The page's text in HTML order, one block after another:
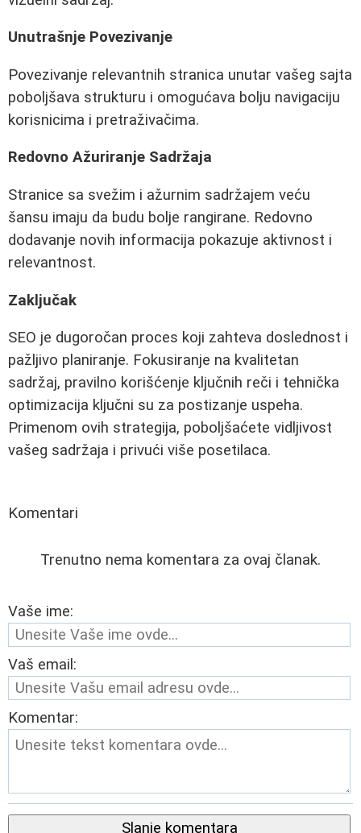
Unutrašnje Povezivanje
Povezivanje relevantnih stranica unutar vašeg sajta
poboljšava strukturu i omogućava bolju navigaciju
korisnicima i pretraživačima.
Redovno Ažuriranje Sadržaja
Stranice sa svežim i ažurnim sadržajem veću
šansu imaju da budu bolje rangirane. Redovno
dodavanje novih informacija pokazuje aktivnost i
relevantnost.
Zaključak
SEO je dugoročan proces koji zahteva doslednost i
pažljivo planiranje. Fokusiranje na kvalitetan
sadržaj, pravilno korišćenje ključnih reči i tehnička
optimizacija ključni su za postizanje uspeha.
Primenom ovih strategija, poboljšaćete vidljivost
vašeg sadržaja i privući više posetilaca.
Komentari
Trenutno nema komentara za ovaj članak.
Vaše ime:
Vaš email:
Komentar:
Slanje komentara